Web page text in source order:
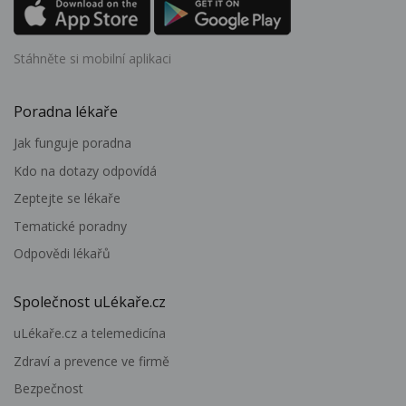
Stáhněte si mobilní aplikaci
Poradna lékaře
Jak funguje poradna
Kdo na dotazy odpovídá
Zeptejte se lékaře
Tematické poradny
Odpovědi lékařů
Společnost uLékaře.cz
uLékaře.cz a telemedicína
Zdraví a prevence ve firmě
Bezpečnost